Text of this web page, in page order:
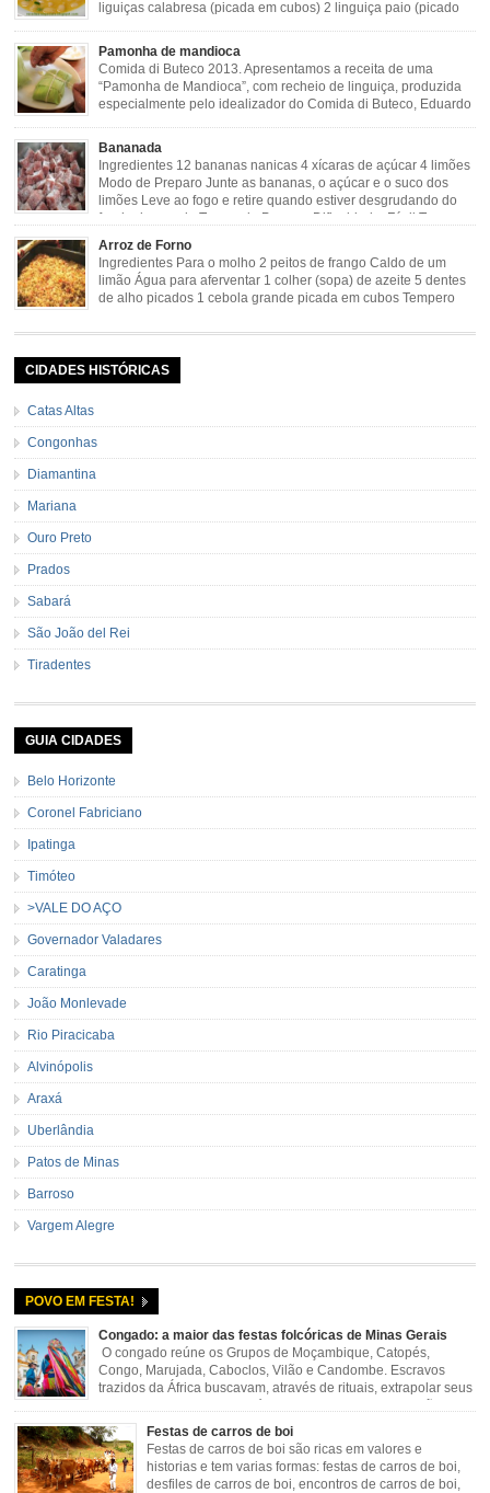
liguiças calabresa (picada em cubos) 2 linguiça paio (picado
verde 2 dentes de alho amassado 3 colheres de óleo 2 […]
Pamonha de mandioca
Comida di Buteco 2013. Apresentamos a receita de uma
“Pamonha de Mandioca”, com recheio de linguiça, produzida
especialmente pelo idealizador do Comida di Buteco, Eduardo
cebola picadinha 100gr de mandioca crua ralada e espremida 1 colher café
de manteiga 35ml de leite Palha de milho verde 1 […]
Bananada
Ingredientes 12 bananas nanicas 4 xícaras de açúcar 4 limões
Modo de Preparo Junte as bananas, o açúcar e o suco dos
limões Leve ao fogo e retire quando estiver desgrudando do
fundo da panela Tempo de Preparo Dificuldade: Fácil Tempo
de Preparo: 40 minutos http://eusoumineirouaiso.com.br/culinaria-
mineira/bananada#tempo-de-preparo
Arroz de Forno
Ingredientes Para o molho 2 peitos de frango Caldo de um
limão Água para aferventar 1 colher (sopa) de azeite 5 dentes
de alho picados 1 cebola grande picada em cubos Tempero
pele e sem sementes 1 pitada de noz moscada Salsa e cebolinha Pimenta
CIDADES HISTÓRICAS
Catas Altas
Congonhas
Diamantina
Mariana
Ouro Preto
Prados
Sabará
São João del Rei
Tiradentes
GUIA CIDADES
Belo Horizonte
Coronel Fabriciano
Ipatinga
Timóteo
>VALE DO AÇO
Governador Valadares
Caratinga
João Monlevade
Rio Piracicaba
Alvinópolis
Araxá
Uberlândia
Patos de Minas
Barroso
Vargem Alegre
POVO EM FESTA!
Congado: a maior das festas folcóricas de Minas Gerais
O congado reúne os Grupos de Moçambique, Catopés,
Congo, Marujada, Caboclos, Vilão e Candombe. Escravos
trazidos da África buscavam, através de rituais, extrapolar seus
sentimentos e culto a sua fé. O Congado nasceu da fusão
destes ritos com a religião católica, imposta aos negros pela Igreja, surgindo
novas histórias que envolviam, sobretudo, Nossa Senhora do […]
Festas de carros de boi
Festas de carros de boi são ricas em valores e
historias e tem varias formas: festas de carros de boi,
desfiles de carros de boi, encontros de carros de boi,